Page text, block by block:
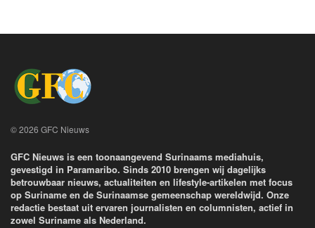
© 2026 GFC Nieuws
GFC Nieuws is een toonaangevend Surinaams mediahuis,
gevestigd in Paramaribo. Sinds 2010 brengen wij dagelijks
betrouwbaar nieuws, actualiteiten en lifestyle-artikelen met focus
op Suriname en de Surinaamse gemeenschap wereldwijd. Onze
redactie bestaat uit ervaren journalisten en columnisten, actief in
zowel Suriname als Nederland.